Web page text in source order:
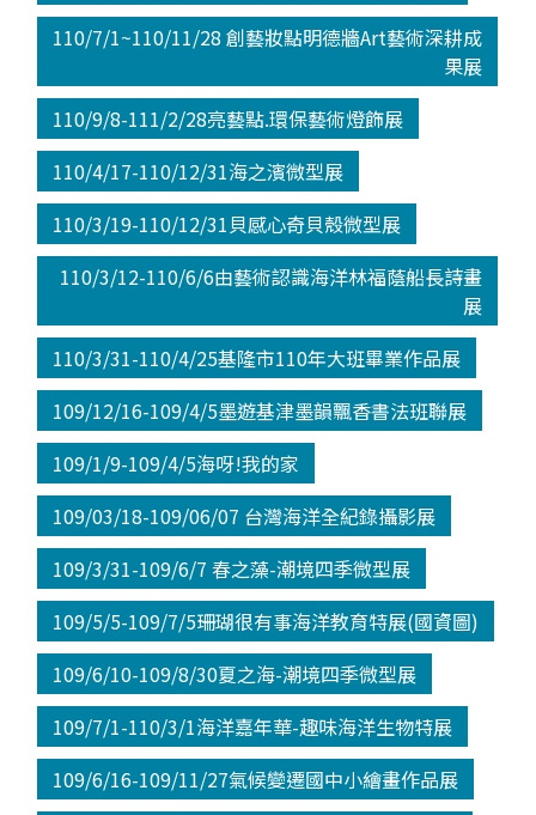
110/7/1~110/11/28 創藝妝點明德牆Art藝術深耕成
果展
110/9/8-111/2/28亮藝點.環保藝術燈飾展
110/4/17-110/12/31海之濱微型展
110/3/19-110/12/31貝感心奇貝殼微型展
110/3/12-110/6/6由藝術認識海洋林福蔭船長詩畫
展
110/3/31-110/4/25基隆市110年大班畢業作品展
109/12/16-109/4/5墨遊基津墨韻飄香書法班聯展
109/1/9-109/4/5海呀!我的家
109/03/18-109/06/07 台灣海洋全紀錄攝影展
109/3/31-109/6/7 春之藻-潮境四季微型展
109/5/5-109/7/5珊瑚很有事海洋教育特展(國資圖)
109/6/10-109/8/30夏之海-潮境四季微型展
109/7/1-110/3/1海洋嘉年華-趣味海洋生物特展
109/6/16-109/11/27氣候變遷國中小繪畫作品展